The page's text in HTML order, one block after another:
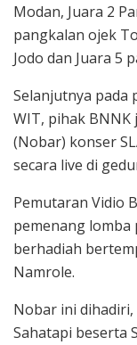
Modan, Juara 2
pangkalan ojek
Jodo dan Juara 5
Selanjutnya pada
WIT, pihak
(Nobar) konser
secara live di
Pemutaran Vidio
pemenang lomba
berhadiah
Namrole.
Nobar ini dihadiri,
Sahatapi beserta